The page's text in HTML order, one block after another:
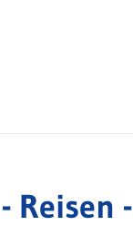
Reisen -